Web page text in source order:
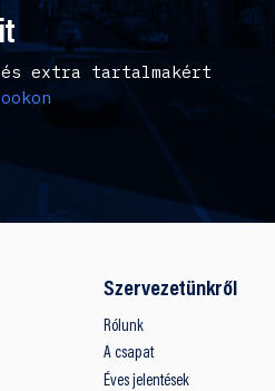
extra tartalmakért
Szervezetünkről
Rólunk
A csapat
Éves jelentések